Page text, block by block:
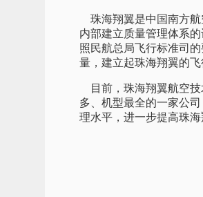
珠海翔翼是中国南方航
内部建立质量管理体系
照民航总局飞行标准司
量，建立起珠海翔翼的
目前，珠海翔翼航空技
多、机型最全的一家公
理水平，进一步提高珠